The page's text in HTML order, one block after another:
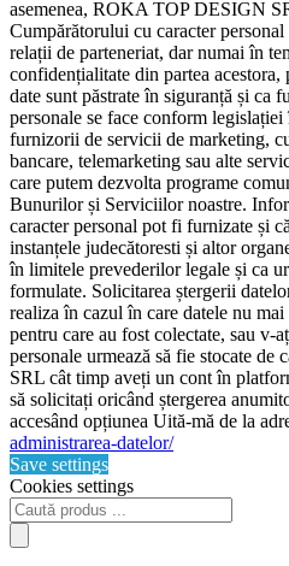
asemenea, ROKA TOP DESIGN
Cumpărătorului cu caracter
relații de parteneriat, dar numai în
confidențialitate din partea acestora,
date sunt păstrate în siguranță și ca
personale se face conform
furnizorii de servicii de marketing,
bancare, telemarketing sau alte
care putem dezvolta programe
Bunurilor și Serviciilor noastre.
caracter personal pot fi furnizate și
instanțele judecătoresti și altor
în limitele prevederilor legale și ca
formulate. Solicitarea ștergerii
realiza în cazul în care datele nu
pentru care au fost colectate, sau v-
personale urmează să fie stocate
SRL cât timp aveți un cont în
să solicitați oricând ștergerea
accesând opțiunea Uită-mă de la
administrarea-datelor/
Save settings
Cookies settings
Products
search